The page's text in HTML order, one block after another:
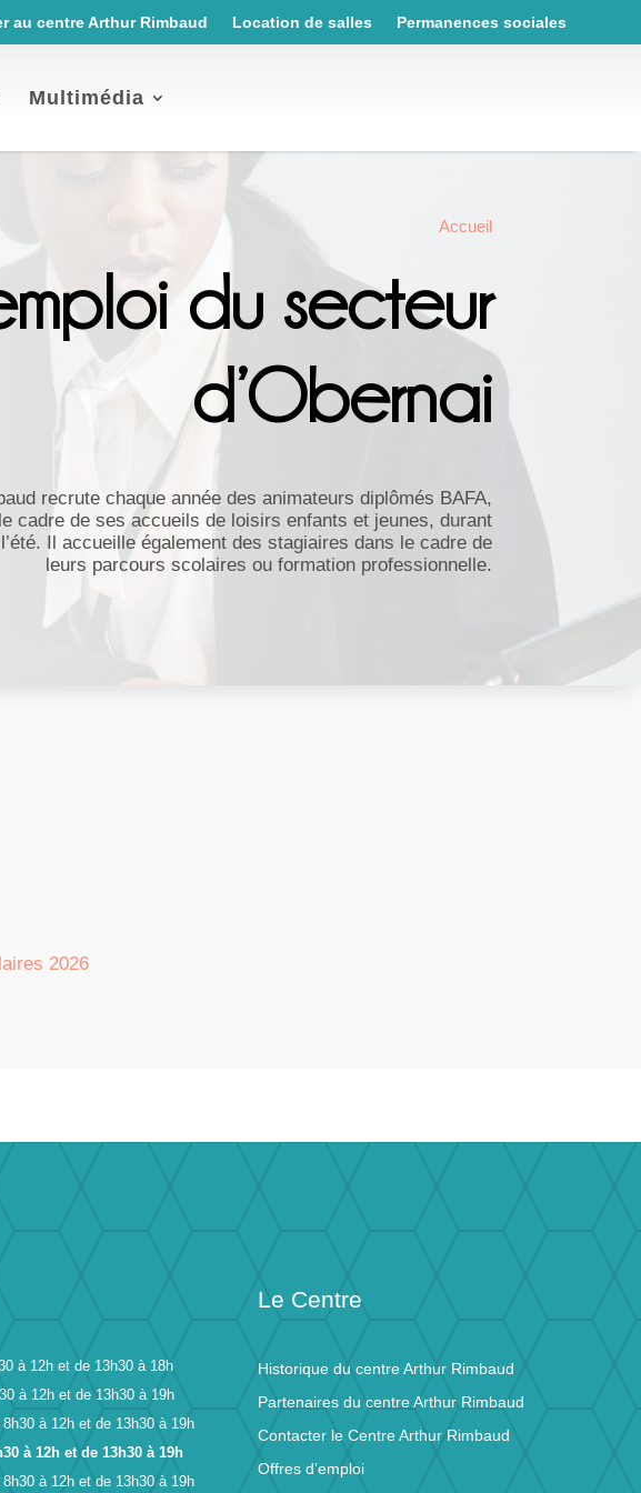
au centre Arthur Rimbaud Location de salles Permanences sociales
Multimédia
Accueil
du secteur
d’Obernai
recrute chaque année des animateurs diplômés BAFA,
cadre de ses accueils de loisirs enfants et jeunes, durant
Il accueille également des stagiaires dans le cadre de
leurs parcours scolaires ou formation professionnelle.
2026
à 12h et de 13h30 à 18h
à 12h et de 13h30 à 19h
à 12h et de 13h30 à 19h
à 12h et de 13h30 à 19h
à 12h et de 13h30 à 19h
Le Centre
Historique du centre Arthur Rimbaud
Partenaires du centre Arthur Rimbaud
Contacter le Centre Arthur Rimbaud
Offres d’emploi